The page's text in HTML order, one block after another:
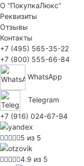
О “ПокупкаЛюкс”
Реквизиты
Отзывы
Контакты
+7 (495) 565-35-22
+7 (800) 555-66-84
WhatsApp
Telegram
+7 (916) 024-67-94
5 из 5
4.9 из 5